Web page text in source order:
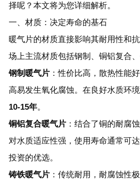
择呢？本文将为您详细解析。
一、材质：决定寿命的基石
暖气片的材质直接影响其耐用性和
场上主流材质包括钢制、铜铝复合、
钢制暖气片：性价比高，散热性能
高易发生氧化腐蚀。在良好水质环
10-15年。
铜铝复合暖气片：结合了铜的耐腐
对水质适应性强，使用寿命通常可达
投资的优选。
铸铁暖气片：传统耐用，耐腐蚀性